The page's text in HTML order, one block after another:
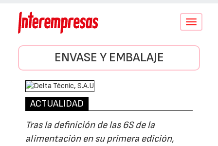
Conmutar
ENVASE Y EMBALAJE
ACTUALIDAD
Tras la definición de las 6S de la
alimentación en su primera edición,